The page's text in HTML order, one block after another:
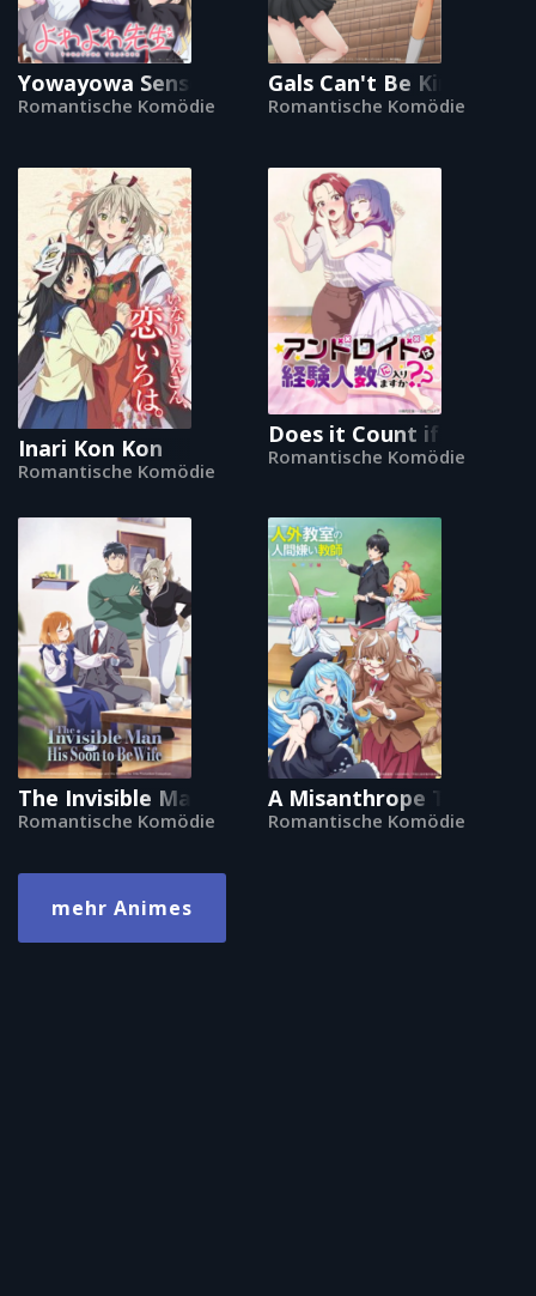
Yowayowa Sensei
Romantische Komödie
Gals Can't Be Kind to
Romantische Komödie
Inari Kon Kon
Romantische Komödie
Does it Count if You
Romantische Komödie
The Invisible Man and His Soon-to-Be Wife
Romantische Komödie
A Misanthrope Teaches
Romantische Komödie
mehr Animes